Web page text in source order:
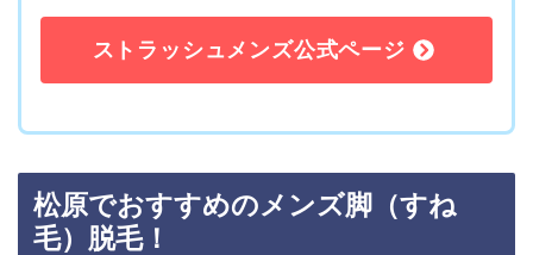
ストラッシュメンズ公式ページ
松原でおすすめのメンズ脚（すね
毛）脱毛！